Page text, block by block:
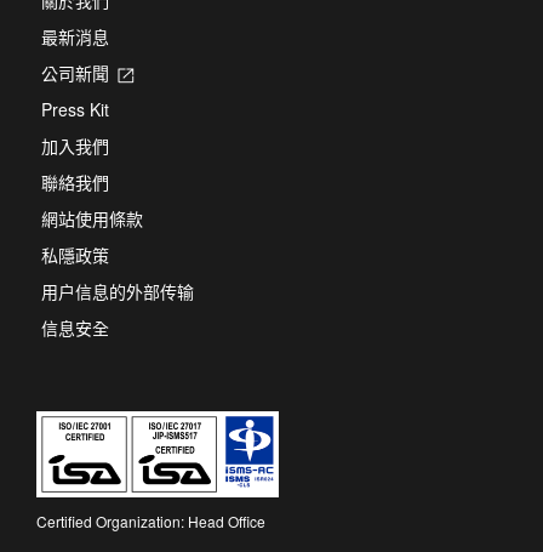
最新消息
公司新聞
Opens
Press Kit
加入我們
聯絡我們
網站使用條款
私隱政策
用户信息的外部传输
信息安全
Certified Organization: Head Office